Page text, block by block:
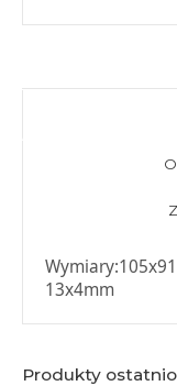
13x4mm
Produkty